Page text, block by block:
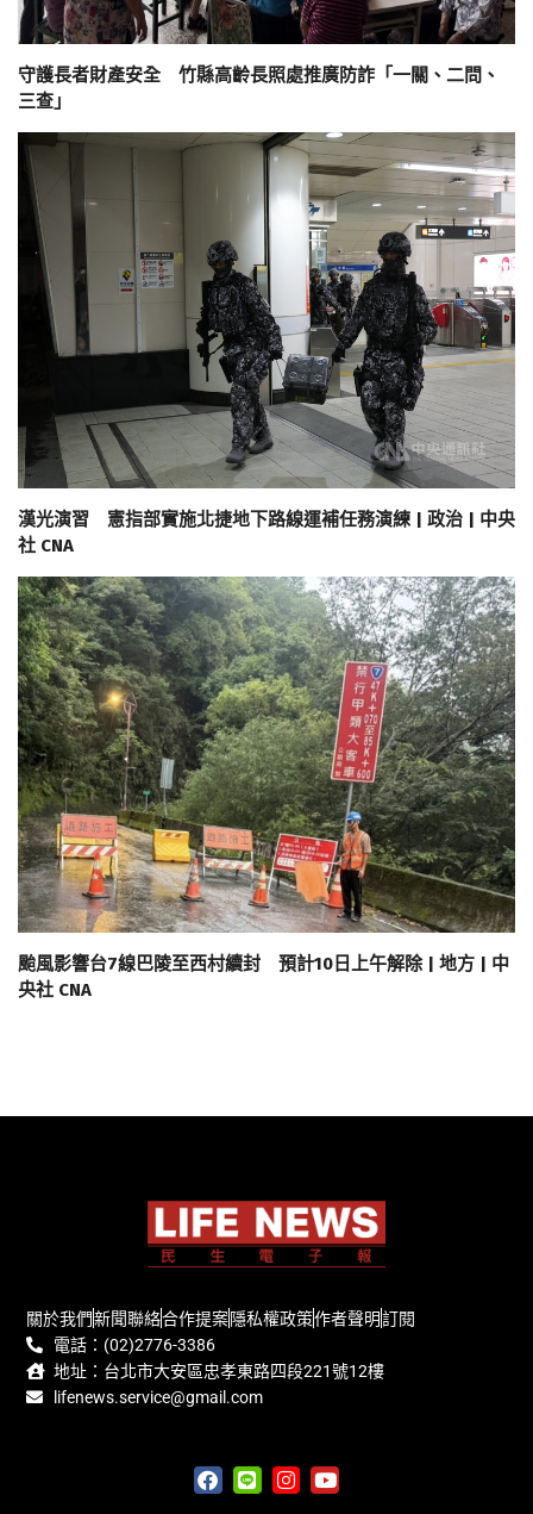
守護長者財產安全 竹縣高齡長照處推廣防詐「一關、二問、
三查」
漢光演習 憲指部實施北捷地下路線運補任務演練 | 政治 | 中央
社 CNA
颱風影響台7線巴陵至西村續封 預計10日上午解除 | 地方 | 中
央社 CNA
關於我們新聞聯絡合作提案隱私權政策作者聲明訂閱
電話：(02)2776-3386
地址：台北市大安區忠孝東路四段221號12樓
lifenews.service@gmail.com